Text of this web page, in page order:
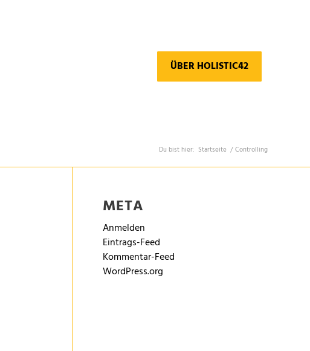
ÜBER HOLISTIC42
Du bist hier: Startseite / Controlling
META
Anmelden
Eintrags-Feed
Kommentar-Feed
WordPress.org